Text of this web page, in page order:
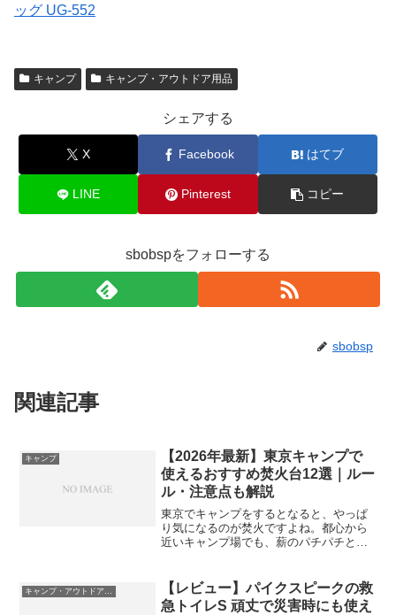
ッグ UG-552
キャンプ キャンプ・アウトドア用品
シェアする
X Facebook はてブ
LINE Pinterest コピー
sbobspをフォローする
sbobsp
関連記事
キャンプ
【2026年最新】東京キャンプで
使えるおすすめ焚火台12選｜ルー
ル・注意点も解説
東京でキャンプをするとなると、やっぱ
り気になるのが焚火ですよね。都心から
近いキャンプ場でも、薪のパチパチとい
のキャンプ場には特有のルールがあっ
て、どこでも自由に焚火がで...
【レビュー】パイクスピークの救
急トイレS 頑丈で災害時にも使え